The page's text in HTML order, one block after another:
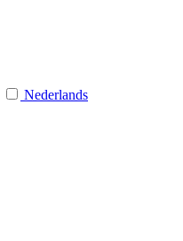
Nederlands